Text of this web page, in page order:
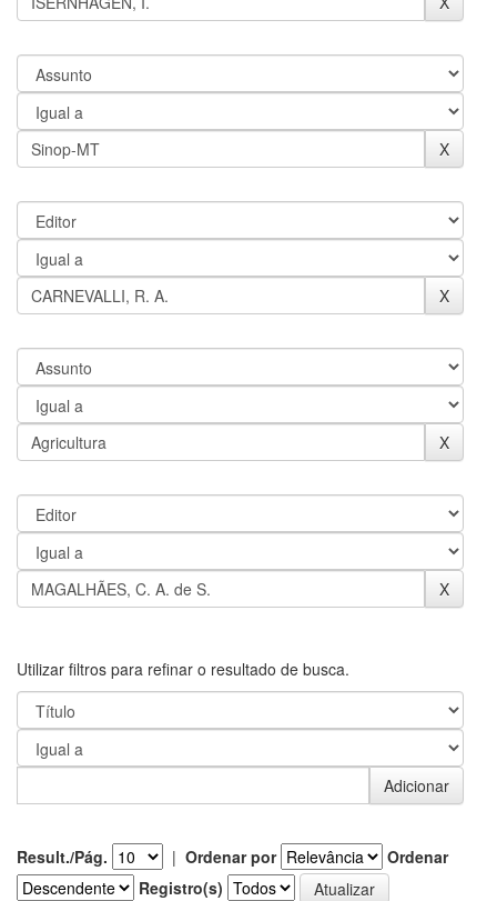
Utilizar filtros para refinar o resultado de busca.
Result./Pág. | Ordenar por
Ordenar
Registro(s)